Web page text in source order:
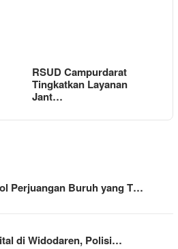
RSUD Campurdarat
Tingkatkan Layanan
Jant…
Perjuangan Buruh yang T…
di Widodaren, Polisi…